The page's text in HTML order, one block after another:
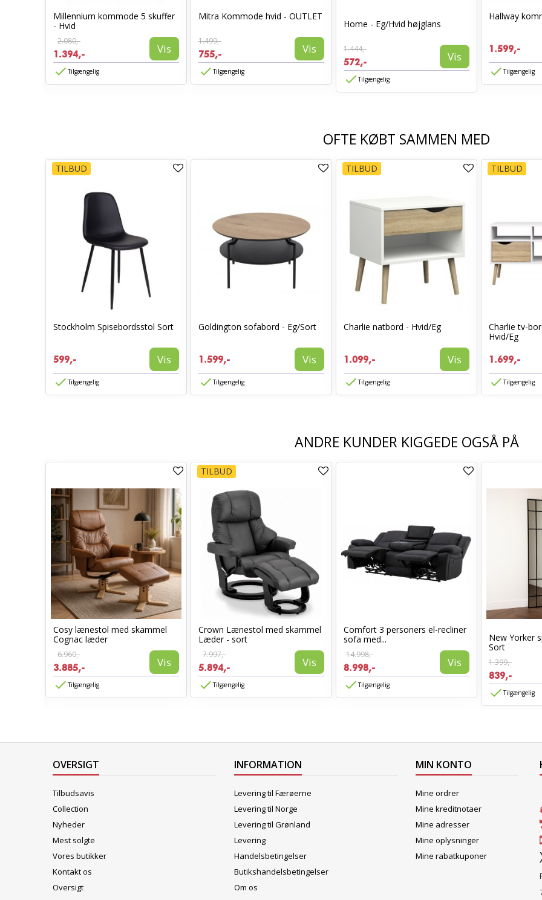
Millennium kommode 5 skuffer
- Hvid
2.080,-
1.394,- Vis
Tilgængelig
Mitra Kommode hvid - OUTLET
1.499,-
755,- Vis
Tilgængelig
Home - Eg/Hvid højglans
1.444,-
572,- Vis
Tilgængelig
Hallway
1.599,-
Tilgængelig
OFTE KØBT SAMMEN MED
TILBUD
Stockholm Spisebordsstol Sort
599,- Vis
Tilgængelig
Goldington sofabord - Eg/Sort
1.599,- Vis
Tilgængelig
TILBUD
Charlie natbord - Hvid/Eg
1.099,- Vis
Tilgængelig
TILBUD
Charlie tv-
Hvid/Eg
1.699,-
Tilgængelig
ANDRE KUNDER KIGGEDE OGSÅ PÅ
Cosy lænestol med skammel
Cognac læder
6.960,-
3.885,- Vis
Tilgængelig
TILBUD
Crown Lænestol med skammel
Læder - sort
7.997,-
5.894,- Vis
Tilgængelig
Comfort 3 personers el-recliner
sofa med...
14.998,-
8.998,- Vis
Tilgængelig
New Yorker
Sort
1.399,-
839,-
Tilgængelig
OVERSIGT
Tilbudsavis
Collection
Nyheder
Mest solgte
Vores butikker
Kontakt os
Oversigt
INFORMATION
Levering til Færøerne
Levering til Norge
Levering til Grønland
Levering
Handelsbetingelser
Butikshandelsbetingelser
Om os
MIN KONTO
Mine ordrer
Mine kreditnotaer
Mine adresser
Mine oplysninger
Mine rabatkuponer